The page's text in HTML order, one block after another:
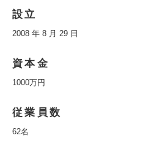
設立
2008 年 8 月 29 日
資本金
1000万円
従業員数
62名